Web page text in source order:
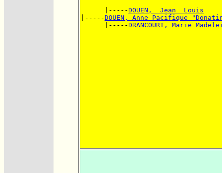
      |-----
DOUEN,  Jean  Louis
|-----DOUEN, Anne Pacifique
      |-----
DRANCOURT, Marie